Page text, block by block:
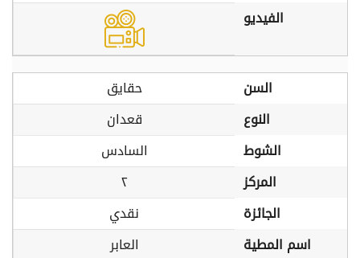
الفيديو
السن
حقايق
النوع
قعدان
الشوط
السادس
المركز
٢
الجائزة
نقدي
اسم المطية
العابر